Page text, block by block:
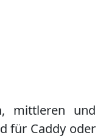
mittleren und
für Caddy oder